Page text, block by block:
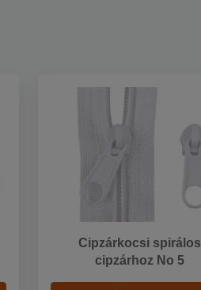
Cipzárkocsi spirálos
cipzárhoz No 5